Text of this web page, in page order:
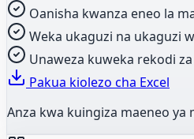
Oanisha kwanza eneo la
Weka ukaguzi na ukaguzi
Unaweza kuweka rekodi
Pakua kiolezo cha Excel
Anza kwa kuingiza maeneo ya